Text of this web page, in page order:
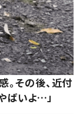
その後、近付
ばいよ…」